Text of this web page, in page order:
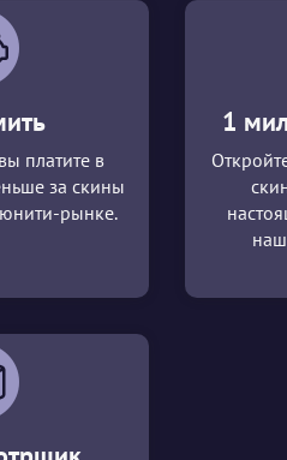
платите в
за скины
рынке.
1